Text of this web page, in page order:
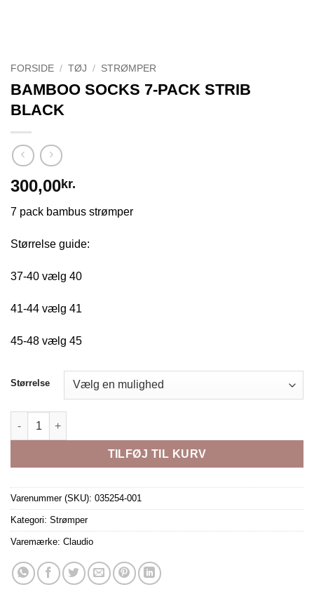
FORSIDE / TØJ / STRØMPER
BAMBOO SOCKS 7-PACK STRIB
BLACK
300,00kr.
7 pack bambus strømper
Størrelse guide:
37-40 vælg 40
41-44 vælg 41
45-48 vælg 45
Størrelse
BAMBOO SOCKS 7-PACK STRIB BLACK antal
TILFØJ TIL KURV
Varenummer (SKU): 035254-001
Kategori: Strømper
Varemærke: Claudio